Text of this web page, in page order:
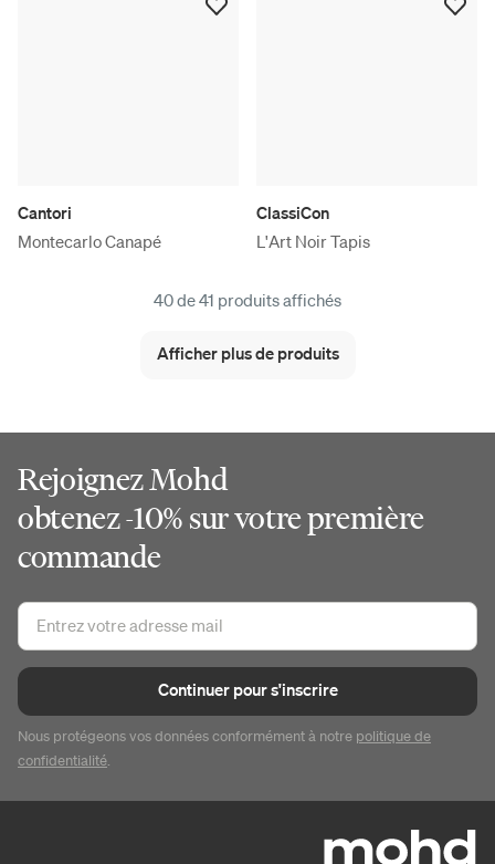
Cantori
Montecarlo Canapé
ClassiCon
L'Art Noir Tapis
40 de 41 produits affichés
Afficher plus de produits
Rejoignez Mohd
obtenez -10% sur votre première
commande
Continuer pour s'inscrire
Nous protégeons vos données conformément à notre politique de
confidentialité.